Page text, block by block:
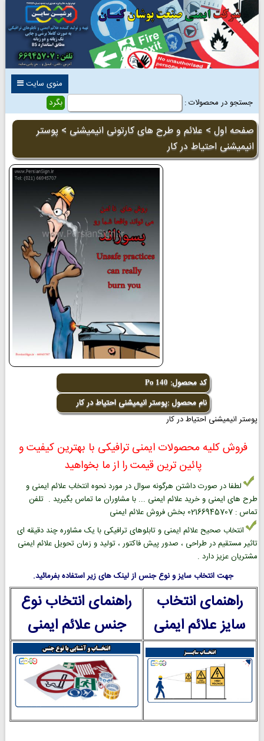
منوی سایت
جستجو در محصولات :
صفحه اول > علائم و طرح های کارتونی انیمیشنی > پوستر
انیمیشنی احتیاط در کار
کد محصول: Po 140
نام محصول :پوستر انیمیشنی احتیاط در کار
پوستر انیمیشنی احتیاط در کار
فروش کلیه محصولات ایمنی ترافیکی با بهترین کیفیت و
پائین ترین قیمت را از ما بخواهید
لطفا در صورت داشتن هرگونه سوال در مورد نحوه انتخاب علائم ایمنی و
طرح های ایمنی و خرید علائم ایمنی ... با مشاوران ما تماس بگیرید . تلفن
تماس : 02166945707 بخش فروش علائم ایمنی
انتخاب صحیح علائم ایمنی و تابلوهای ترافیکی با یک مشاوره چند دقیقه ای
تاثیر مستقیم در طراحی ، صدور پیش فاکتور ، تولید و زمان تحویل علائم ایمنی
مشتریان عزیز دارد .
جهت انتخاب سایز و نوع جنس از لینک های زیر استفاده بفرمائید.
راهنمای انتخاب
سایز علائم ایمنی
راهنمای انتخاب نوع
جنس علائم ایمنی